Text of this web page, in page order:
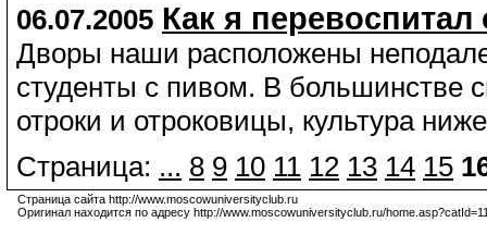
06.07.2005 Как я перевоспитал
Дворы наши расположены
студенты с пивом. В большинстве
отроки и отроковицы, культура
Страница: ... 8 9 10 11 12 13 14 15
Страница сайта http://www.moscowuniversityclub.ru
Оригинал находится по адресу http://www.moscowuniversityclub.ru/